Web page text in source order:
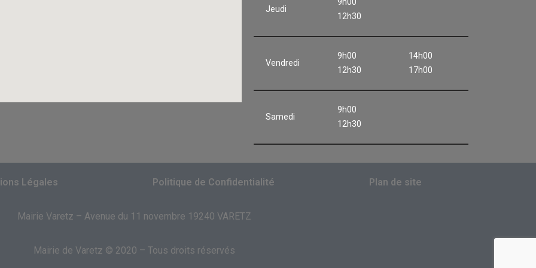
Jeudi
9h00
12h30
Vendredi
9h00
12h30
14h00
17h00
Samedi
9h00
12h30
Légales Politique de Confidentialité Plan de site
Mairie Varetz – Avenue du 11 novembre 19240 VARETZ
Mairie de Varetz © 2020 – Tous droits réservés